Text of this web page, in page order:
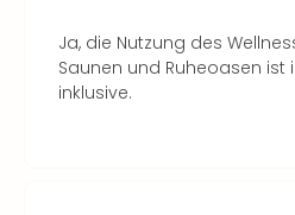
Ja, die Nutzung des
Saunen und Ruheoasen ist
inklusive.